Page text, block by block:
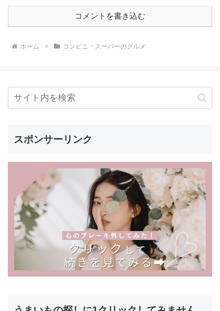
コメントを書き込む
ホーム コンビニ・スーパーのグルメ
スポンサーリンク